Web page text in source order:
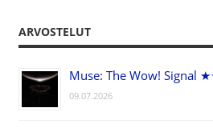
ARVOSTELUT
Muse: The Wow!
09.07.2026